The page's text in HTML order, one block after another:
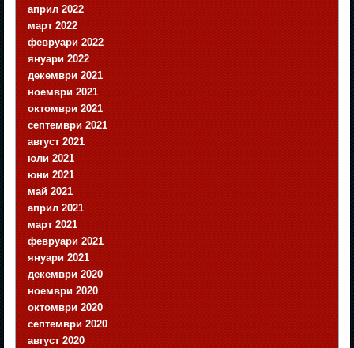
април 2022
март 2022
февруари 2022
януари 2022
декември 2021
ноември 2021
октомври 2021
септември 2021
август 2021
юли 2021
юни 2021
май 2021
април 2021
март 2021
февруари 2021
януари 2021
декември 2020
ноември 2020
октомври 2020
септември 2020
август 2020